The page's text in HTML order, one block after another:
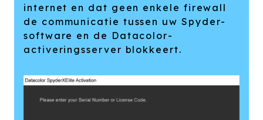
internet en dat geen enkele firewall
de communicatie tussen uw Spyder-
software en de Datacolor-
activeringsserver blokkeert.